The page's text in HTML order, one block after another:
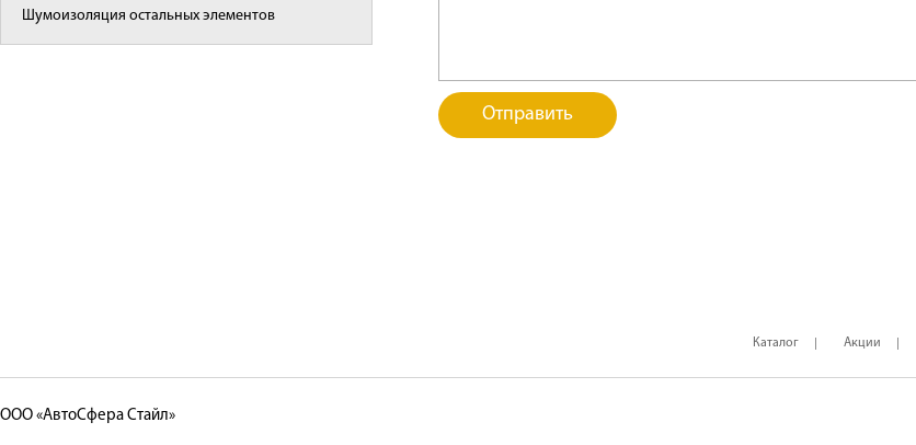
Шумоизоляция остальных элементов
Каталог Акции
ООО «АвтоСфера Стайл»